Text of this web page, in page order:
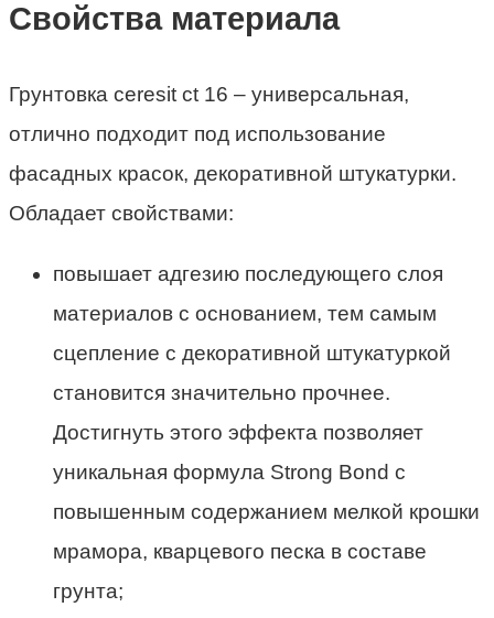
Свойства материала
Грунтовка ceresit ct 16 – универсальная,
отлично подходит под использование
фасадных красок, декоративной штукатурки.
Обладает свойствами:
повышает адгезию последующего слоя
материалов с основанием, тем самым
сцепление с декоративной штукатуркой
становится значительно прочнее.
Достигнуть этого эффекта позволяет
уникальная формула Strong Bond с
повышенным содержанием мелкой крошки
мрамора, кварцевого песка в составе
грунта;